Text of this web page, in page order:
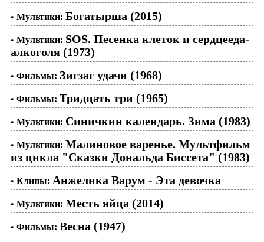
• Мультики: Богатырша (2015)
• Мультики: SOS. Песенка клеток и сердцееда-
алкоголя (1973)
• Фильмы: Зигзаг удачи (1968)
• Фильмы: Тридцать три (1965)
• Мультики: Синичкин календарь. Зима (1983)
• Мультики: Малиновое варенье. Мультфильм
из цикла "Сказки Дональда Биссета" (1983)
• Клипы: Анжелика Варум - Эта девочка
• Мультики: Месть яйца (2014)
• Фильмы: Весна (1947)